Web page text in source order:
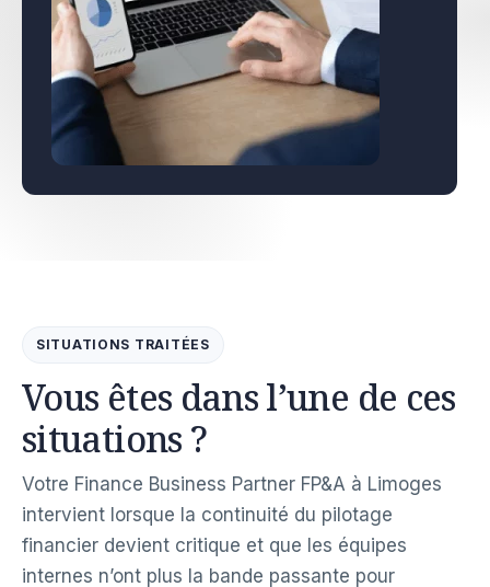
SITUATIONS TRAITÉES
Vous êtes dans l’une de ces
situations ?
Votre Finance Business Partner FP&A à Limoges
intervient lorsque la continuité du pilotage
financier devient critique et que les équipes
internes n’ont plus la bande passante pour